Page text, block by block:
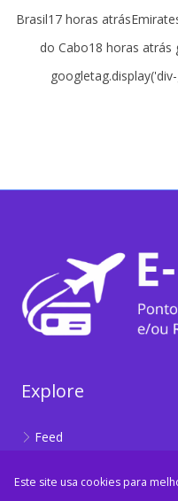
Brasil17 horas
do Cabo18 horas atrás
Explore
Feed
Este site usa cookies para